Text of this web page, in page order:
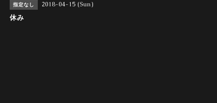
指定なし 2018-04-15 (Sun)
休み